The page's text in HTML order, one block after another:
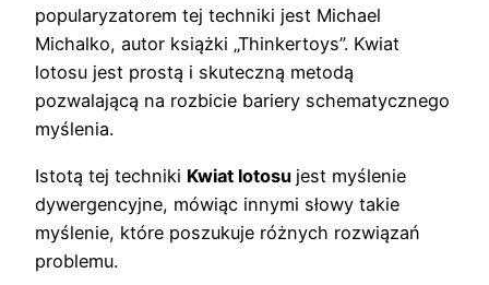
popularyzatorem tej techniki jest Michael
Michalko, autor książki „Thinkertoys”. Kwiat
lotosu jest prostą i skuteczną metodą
pozwalającą na rozbicie bariery schematycznego
myślenia.
Istotą tej techniki Kwiat lotosu jest myślenie
dywergencyjne, mówiąc innymi słowy takie
myślenie, które poszukuje różnych rozwiązań
problemu.